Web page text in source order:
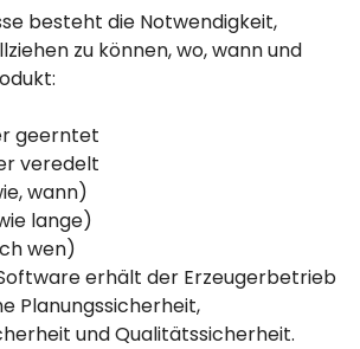
besteht die Notwendigkeit,
zu können, wo, wann und
geerntet
veredelt
wann)
lange)
wen)
erhält der Erzeugerbetrieb
Planungssicherheit,
und Qualitätssicherheit.